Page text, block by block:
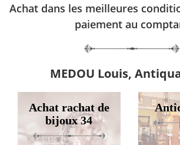
Achat dans les meilleures
paiement au
MEDOU Louis,
Achat rachat de
bijoux 34